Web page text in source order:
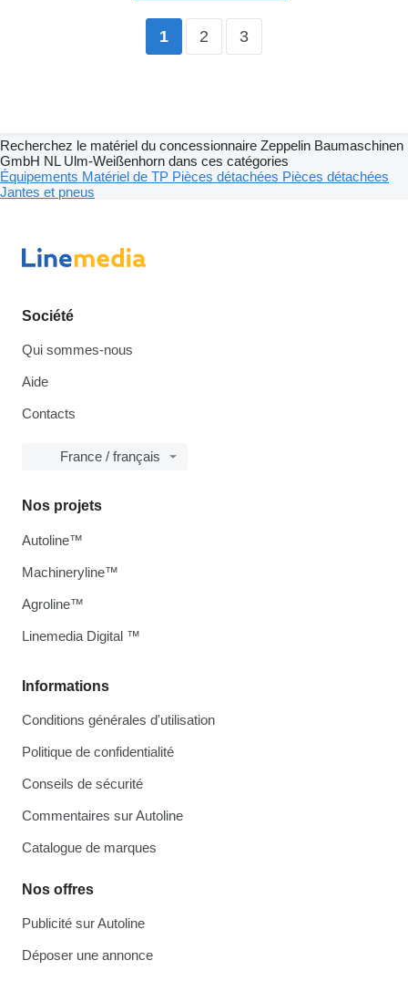
1 2 3
Recherchez le matériel du concessionnaire Zeppelin Baumaschinen
GmbH NL Ulm-Weißenhorn dans ces catégories
Équipements Matériel de TP Pièces détachées Pièces détachées
Jantes et pneus
Société
Qui sommes-nous
Aide
Contacts
France / français
Informations
Conditions générales d'utilisation
Politique de confidentialité
Conseils de sécurité
Commentaires sur Autoline
Catalogue de marques
Nos offres
Publicité sur Autoline
Déposer une annonce
Nos projets
Autoline™
Machineryline™
Agroline™
Linemedia Digital ™